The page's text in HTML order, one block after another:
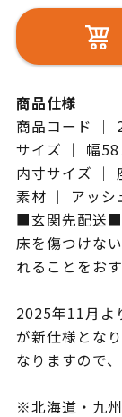
商品仕様
商品コード ｜
サイズ ｜ 幅
内寸サイズ ｜
素材 ｜ アッシ
■玄関先配送■
床を傷つけな
れることをお
2025年11月よ
が新仕様とな
なりますので
※北海道・九